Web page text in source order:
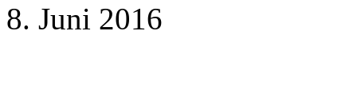
8. Juni 2016